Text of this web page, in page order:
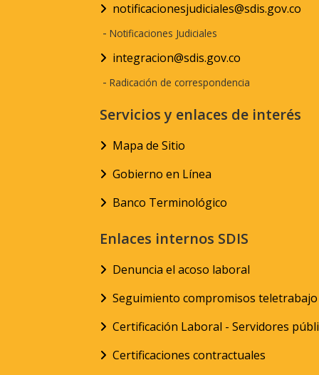
notificacionesjudiciales@sdis.gov.co
- Notificaciones Judiciales
integracion@sdis.gov.co
- Radicación de correspondencia
Servicios y enlaces de interés
Mapa de Sitio
Gobierno en Línea
Banco Terminológico
Enlaces internos SDIS
Denuncia el acoso laboral
Seguimiento compromisos teletrabajo
Certificación Laboral - Servidores
Certificaciones contractuales